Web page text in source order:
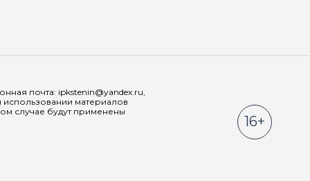
почта: ipkstenin@yandex.ru,
материалов
случае будут применены
16+